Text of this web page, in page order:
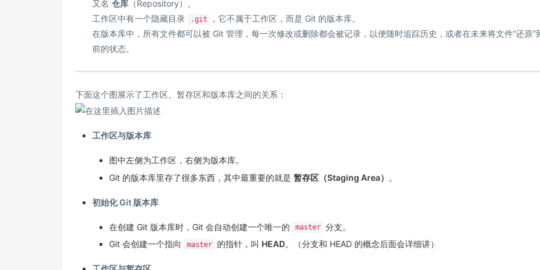
又名 仓库 （Repository）。
工作区中有一个隐藏目录
.git
，它不属于工作区，而是 Git 的版本库。
在版本库中，所有文件都可以被 Git 管理，每一次修改或删除都会被记录，以便随时追踪历史，或者在未来将文件“还原”
前的状态。
下面这个图展示了工作区、暂存区和版本库之间的关系：
工作区与版本库
图中左侧为工作区，右侧为版本库。
Git 的版本库里存了很多东西，其中最重要的就是 暂存区（Staging Area） 。
初始化 Git 版本库
在创建 Git 版本库时，Git 会自动创建一个唯一的 master 分支。
Git 会创建一个指向
master 的指针，叫 HEAD。（分支和 HEAD 的概念后面会详细讲）